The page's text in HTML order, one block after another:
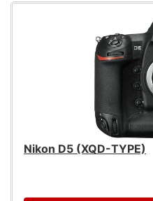
Nikon D5 (XQD-TYPE)